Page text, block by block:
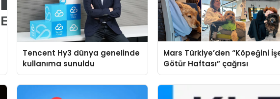
Tencent Hy3 dünya genelinde
kullanıma sunuldu
Mars Türkiye’den “Köpeğini
Götür Haftası” çağrısı